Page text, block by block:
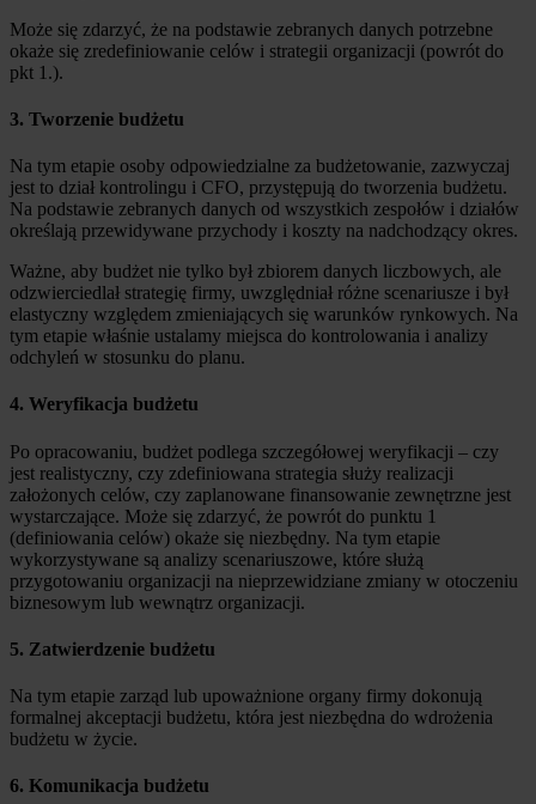
Może się zdarzyć, że na podstawie zebranych danych potrzebne
okaże się zredefiniowanie celów i strategii organizacji (powrót do
pkt 1.).
3. Tworzenie budżetu
Na tym etapie osoby odpowiedzialne za budżetowanie, zazwyczaj
jest to dział kontrolingu i CFO, przystępują do tworzenia budżetu.
Na podstawie zebranych danych od wszystkich zespołów i działów
określają przewidywane przychody i koszty na nadchodzący okres.
Ważne, aby budżet nie tylko był zbiorem danych liczbowych, ale
odzwierciedlał strategię firmy, uwzględniał różne scenariusze i był
elastyczny względem zmieniających się warunków rynkowych. Na
tym etapie właśnie ustalamy miejsca do kontrolowania i analizy
odchyleń w stosunku do planu.
4. Weryfikacja budżetu
Po opracowaniu, budżet podlega szczegółowej weryfikacji – czy
jest realistyczny, czy zdefiniowana strategia służy realizacji
założonych celów, czy zaplanowane finansowanie zewnętrzne jest
wystarczające. Może się zdarzyć, że powrót do punktu 1
(definiowania celów) okaże się niezbędny. Na tym etapie
wykorzystywane są analizy scenariuszowe, które służą
przygotowaniu organizacji na nieprzewidziane zmiany w otoczeniu
biznesowym lub wewnątrz organizacji.
5. Zatwierdzenie budżetu
Na tym etapie zarząd lub upoważnione organy firmy dokonują
formalnej akceptacji budżetu, która jest niezbędna do wdrożenia
budżetu w życie.
6. Komunikacja budżetu